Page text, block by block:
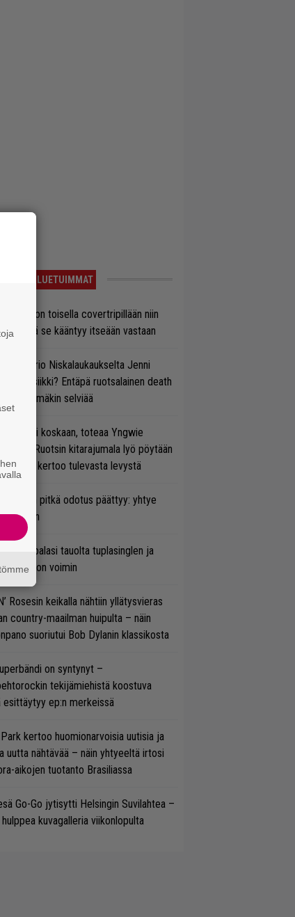
LUETUIMMAT
Saimaa on toisella covertripillään niin
että se kääntyy itseään vastaan
taipuu Trio Niskalaukaukselta Jenni
musiikki? Entäpä ruotsalainen death
Pian tämäkin selviää
nyt tai ei koskaan, toteaa Yngwie
– Ruotsin kitarajumala lyö pöytään
biisin ja kertoo tulevasta levystä
fanien pitkä odotus päättyy: yhtye
Channel palasi tauolta tuplasinglen ja
videon voimin
Rosesin keikalla nähtiin yllätysvieras
country-maailman huipulta – näin
suoriutui Bob Dylanin klassikosta
on syntynyt –
tekijämiehistä koostuva
esittäytyy ep:n merkeissä
kertoo huomionarvoisia uutisia ja
uutta nähtävää – näin yhtyeeltä irtosi
aikojen tuotanto Brasiliassa
Go-Go jytisytti Helsingin Suvilahtea –
kuvagalleria viikonlopulta